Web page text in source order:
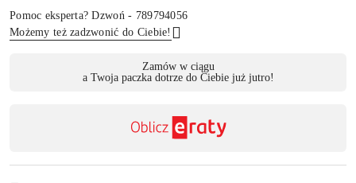
Pomoc eksperta? Dzwoń - 789794056
Możemy też zadzwonić do Ciebie!
Zamów w ciągu
a Twoja paczka dotrze do Ciebie już jutro!